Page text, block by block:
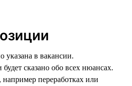
указана в вакансии.
сказано обо всех нюансах.
переработках или